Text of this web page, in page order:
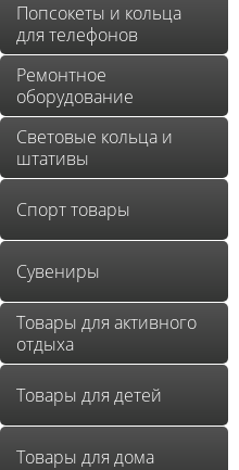
Попсокеты и кольца
для телефонов
Ремонтное
оборудование
Световые кольца и
штативы
Спорт товары
Сувениры
Товары для активного
отдыха
Товары для детей
Товары для дома